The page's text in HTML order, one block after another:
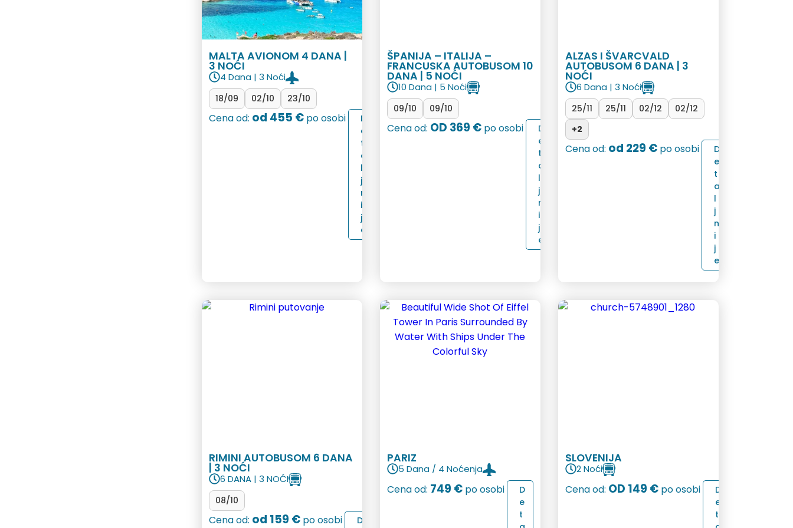
MALTA AVIONOM 4 DANA |
3 NOĆI
4 Dana | 3 Noći
18/09 02/10 23/10
Cena od: od 455 € po osobi
D
e
t
a
l
j
n
i
j
e
ŠPANIJA – ITALIJA –
FRANCUSKA AUTOBUSOM 10
DANA | 5 NOĆI
10 Dana | 5 Noći
09/10 09/10
Cena od: OD 369 € po osobi
D
e
t
a
l
j
n
i
j
e
ALZAS I ŠVARCVALD
AUTOBUSOM 6 DANA | 3
NOĆI
6 Dana | 3 Noći
25/11 25/11 02/12
02/12
+2
Cena od: od 229 € po osobi
D
e
t
a
l
j
n
i
j
e
RIMINI AUTOBUSOM 6 DANA
| 3 NOĆI
6 DANA | 3 NOĆI
08/10
Cena od: od 159 € po osobi
D
PARIZ
5 Dana / 4 Noćenja
Cena od: 749 € po osobi
D
e
t
SLOVENIJA
2 Noći
Cena od: OD 149 € po osobi
D
e
t